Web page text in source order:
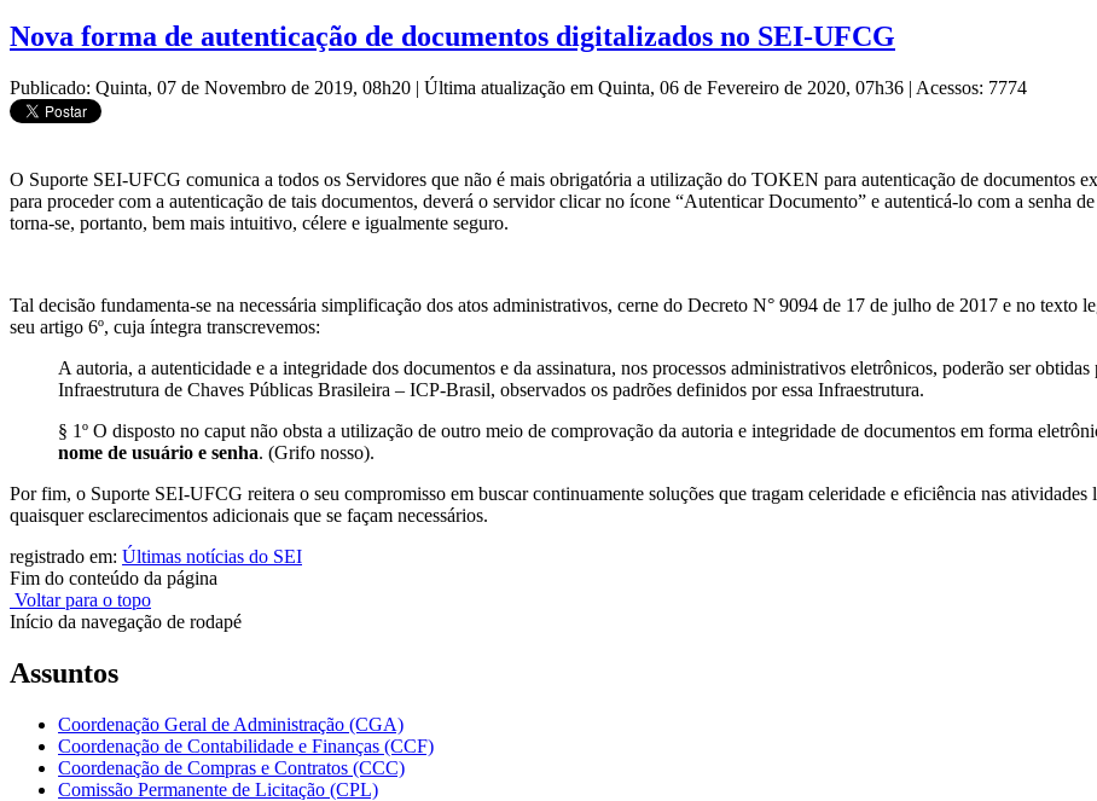
Nova forma de autenticação de documentos digitalizados no SEI-UFCG
Publicado: Quinta, 07 de Novembro de 2019, 08h20 | Última atualização em Quinta, 06 de Fevereiro de 2020, 07h36 | Acessos: 7774
O Suporte SEI-UFCG comunica a todos os Servidores que não é mais obrigatória a utilização do TOKEN para autenticação de documentos
para proceder com a autenticação de tais documentos, deverá o servidor clicar no ícone “Autenticar Documento” e autenticá-lo com a senha
torna-se, portanto, bem mais intuitivo, célere e igualmente seguro.
Tal decisão fundamenta-se na necessária simplificação dos atos administrativos, cerne do Decreto N° 9094 de 17 de julho de 2017 e no texto
seu artigo 6º, cuja íntegra transcrevemos:
A autoria, a autenticidade e a integridade dos documentos e da assinatura, nos processos administrativos eletrônicos, poderão ser
Infraestrutura de Chaves Públicas Brasileira – ICP-Brasil, observados os padrões definidos por essa Infraestrutura.
§ 1º O disposto no caput não obsta a utilização de outro meio de comprovação da autoria e integridade de documentos em forma
nome de usuário e senha. (Grifo nosso).
Por fim, o Suporte SEI-UFCG reitera o seu compromisso em buscar continuamente soluções que tragam celeridade e eficiência nas
quaisquer esclarecimentos adicionais que se façam necessários.
registrado em: Últimas notícias do SEI
Fim do conteúdo da página
Voltar para o topo
Início da navegação de rodapé
Assuntos
Coordenação Geral de Administração (CGA)
Coordenação de Contabilidade e Finanças (CCF)
Coordenação de Compras e Contratos (CCC)
Comissão Permanente de Licitação (CPL)